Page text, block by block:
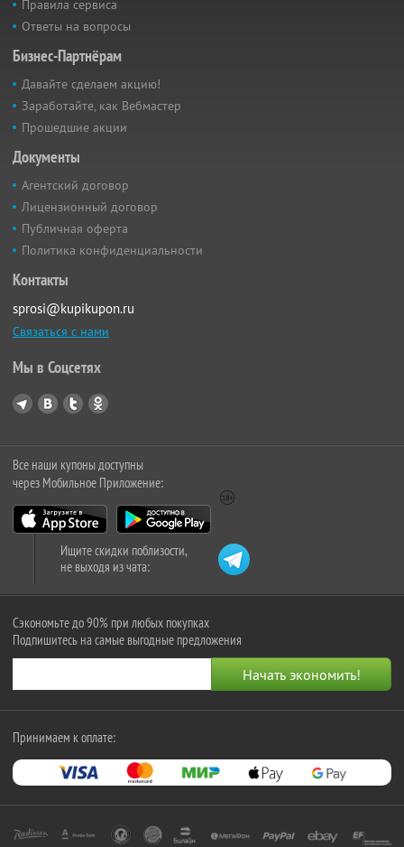
Правила сервиса
Ответы на вопросы
Бизнес-Партнёрам
Давайте сделаем акцию!
Заработайте, как Вебмастер
Прошедшие акции
Документы
Агентский договор
Лицензионный договор
Публичная оферта
Политика конфиденциальности
Контакты
sprosi@kupikupon.ru
Связаться с нами
Мы в Соцсетях
Все наши купоны доступны
через Мобильное Приложение:
Ищите скидки поблизости,
не выходя из чата:
Сэкономьте до 90% при любых покупках
Подпишитесь на самые выгодные предложения
Принимаем к оплате: